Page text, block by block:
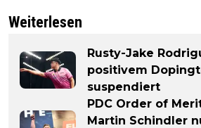
Weiterlesen
Rusty-Jake
positivem
suspendiert
PDC Order of
Martin Schindler